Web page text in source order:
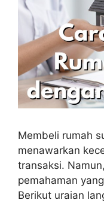
Membeli rumah
menawarkan
transaksi.
pemahaman
Berikut uraian